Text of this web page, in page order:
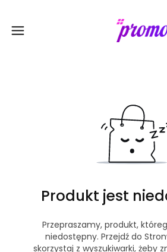
Produkt jest
Przepraszamy, produkt,
niedostępny. Przejdź do
skorzystaj z wyszukiwarki, żeby